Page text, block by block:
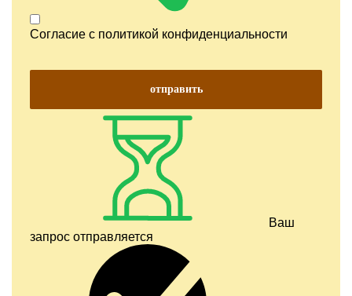
Согласие с политикой конфиденциальности
отправить
Ваш
запрос отправляется